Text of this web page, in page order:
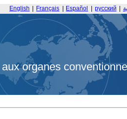
English Français Español русский
organes